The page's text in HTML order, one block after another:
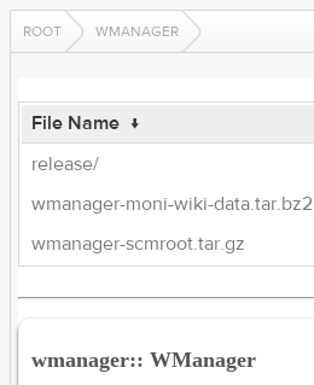
ROOT WMANAGER
File Name ↓
release/
wmanager-moni-wiki-data.tar.bz2
wmanager-scmroot.tar.gz
wmanager:: WManager